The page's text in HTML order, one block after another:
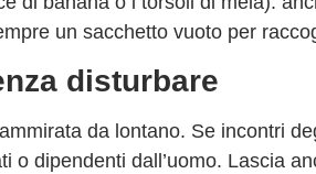
un sacchetto vuoto per
disturbare
da lontano. Se incontri
o dipendenti dall’uomo. Lascia